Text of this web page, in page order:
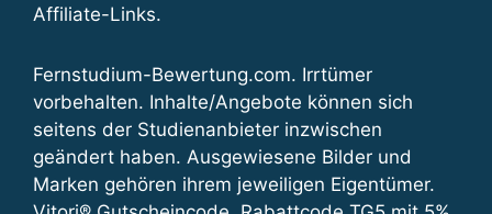
Affiliate-Links.
Fernstudium-Bewertung.com. Irrtümer
vorbehalten. Inhalte/Angebote können sich
seitens der Studienanbieter inzwischen
geändert haben. Ausgewiesene Bilder und
Marken gehören ihrem jeweiligen Eigentümer.